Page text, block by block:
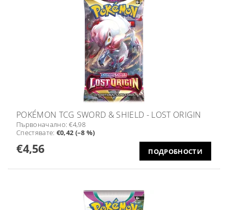
POKÉMON TCG SWORD & SHIELD - LOST ORIGIN
Първоначално:€4,98
Спестявате: €0,42 (–8 %)
€4,56 ПОДРОБНОСТИ